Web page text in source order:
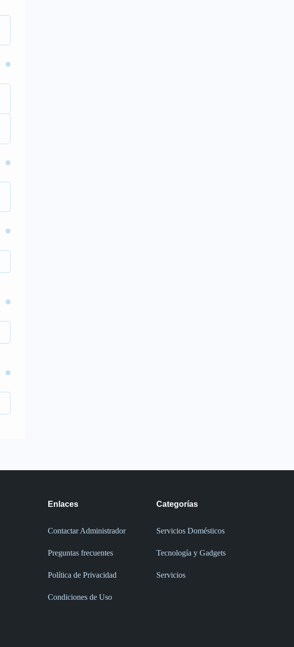
Enlaces
Contactar Administrador
Preguntas frecuentes
Política de Privacidad
Condiciones de Uso
Categorías
Servicios Domésticos
Tecnología y Gadgets
Servicios